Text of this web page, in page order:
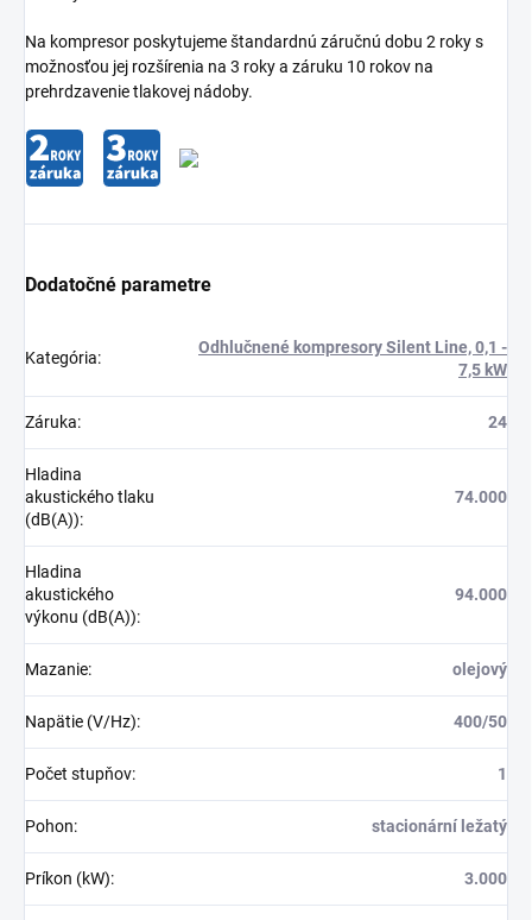
Na kompresor poskytujeme štandardnú záručnú dobu 2 roky s
možnosťou jej rozšírenia na 3 roky a záruku 10 rokov na
prehrdzavenie tlakovej nádoby.
Dodatočné parametre
Kategória:
Odhlučnené kompresory Silent Line, 0,1 -
7,5 kW
Záruka: 24
Hladina
akustického tlaku
(dB(A)):
74.000
Hladina
akustického
výkonu (dB(A)):
94.000
Mazanie: olejový
Napätie (V/Hz): 400/50
Počet stupňov: 1
Pohon: stacionární ležatý
Príkon (kW): 3.000